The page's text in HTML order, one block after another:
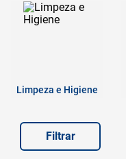
Limpeza e Higiene
Filtrar